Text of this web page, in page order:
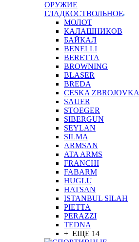
ОРУЖИЕ
ГЛАДКОСТВОЛЬНОЕ
МОЛОТ
КАЛАШНИКОВ
БАЙКАЛ
BENELLI
BERETTA
BROWNING
BLASER
BREDA
CESKA ZBROJOVKA
SAUER
STOEGER
SIBERGUN
SEYLAN
SILMA
ARMSAN
ATA ARMS
FRANCHI
FABARM
HUGLU
HATSAN
ISTANBUL SILAH
PIETTA
PERAZZI
TEDNA
+ ЕЩЕ 14